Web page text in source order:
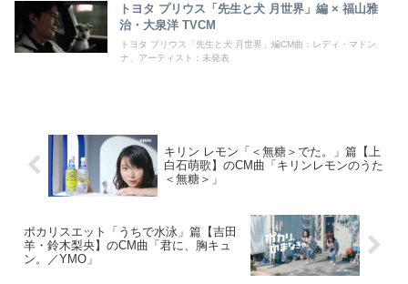
トヨタ プリウス「先生と犬 月世界」編 × 福山雅
治・大泉洋 TVCM
トヨタ プリウス「先生と犬 月世界」編CM曲：レディ・マドン
ナ、アーティスト：未発表
キリン レモン「＜無糖＞でた。」篇【上
白石萌歌】のCM曲「キリンレモンのうた
＜無糖＞」
ポカリスエット「うちで水泳」篇【吉田
羊・鈴木梨央】のCM曲「君に、胸キュ
ン。／YMO」